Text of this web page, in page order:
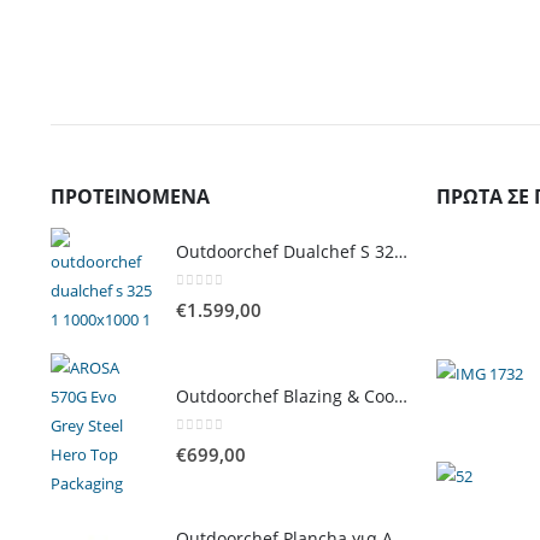
ΠΡΟΤΕΙΝΌΜΕΝΑ
Outdoorchef Dualchef S 325 G Ψησταριά Υγραερίου
€1.599,00
Outdoorchef Blazing & Cooking Zone Kit Plus για Ψησταριά Arosa Evo
€699,00
ΠΡΏΤΑ ΣΕ